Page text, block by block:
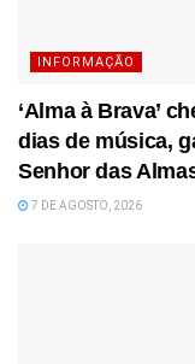
INFORMAÇÃO
‘Alma à Brava’
dias de música,
Senhor das
7 DE AGOSTO, 2026